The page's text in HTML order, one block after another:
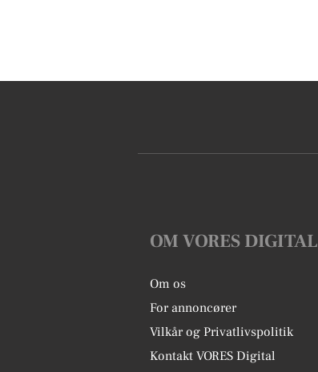
OM VORES DIGITAL
Om os
For annoncører
Vilkår og Privatlivspolitik
Kontakt VORES Digital